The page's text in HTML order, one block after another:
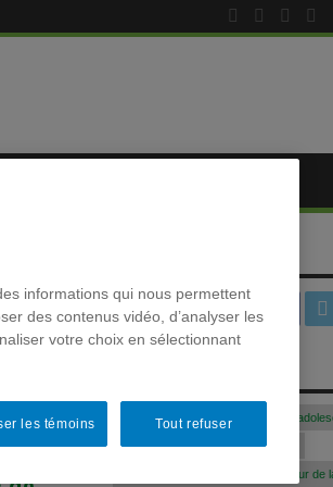
ACFAS Acfasalimado2017
Archivage blogue Colloque
colloque la communication au coeur de
informations qui nous permettent
des contenus vidéo, d’analyser les
votre choix en sélectionnant
Tout refuser
les témoins